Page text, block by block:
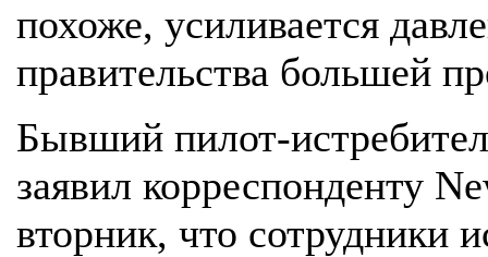
похоже, усиливается
правительства большей
Бывший пилот-
заявил корреспонденту
вторник, что сотрудники